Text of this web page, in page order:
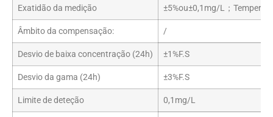
Exatidão da medição ±5%ou±0,1mg/L；
Âmbito da compensação: /
Desvio de baixa concentração (24h) ±1%F.S
Desvio da gama (24h) ±3%F.S
Limite de deteção 0,1mg/L